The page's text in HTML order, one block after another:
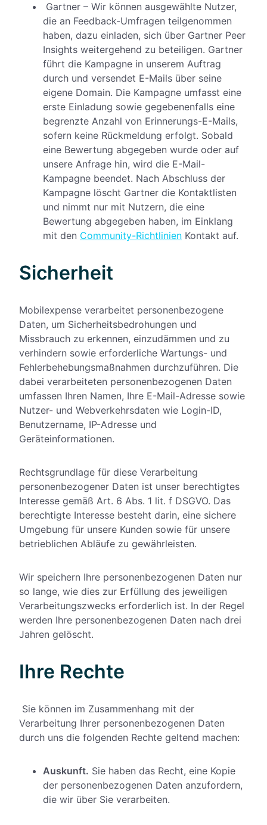
Gartner – Wir können ausgewählte Nutzer,
die an Feedback-Umfragen teilgenommen
haben, dazu einladen, sich über Gartner Peer
Insights weitergehend zu beteiligen. Gartner
führt die Kampagne in unserem Auftrag
durch und versendet E-Mails über seine
eigene Domain. Die Kampagne umfasst eine
erste Einladung sowie gegebenenfalls eine
begrenzte Anzahl von Erinnerungs-E-Mails,
sofern keine Rückmeldung erfolgt. Sobald
eine Bewertung abgegeben wurde oder auf
unsere Anfrage hin, wird die E-Mail-
Kampagne beendet. Nach Abschluss der
Kampagne löscht Gartner die Kontaktlisten
und nimmt nur mit Nutzern, die eine
Bewertung abgegeben haben, im Einklang
mit den Community-Richtlinien Kontakt auf.
Sicherheit
Mobilexpense verarbeitet personenbezogene
Daten, um Sicherheitsbedrohungen und
Missbrauch zu erkennen, einzudämmen und zu
verhindern sowie erforderliche Wartungs- und
Fehlerbehebungsmaßnahmen durchzuführen. Die
dabei verarbeiteten personenbezogenen Daten
umfassen Ihren Namen, Ihre E-Mail-Adresse sowie
Nutzer- und Webverkehrsdaten wie Login-ID,
Benutzername, IP-Adresse und
Geräteinformationen.
Rechtsgrundlage für diese Verarbeitung
personenbezogener Daten ist unser berechtigtes
Interesse gemäß Art. 6 Abs. 1 lit. f DSGVO. Das
berechtigte Interesse besteht darin, eine sichere
Umgebung für unsere Kunden sowie für unsere
betrieblichen Abläufe zu gewährleisten.
Wir speichern Ihre personenbezogenen Daten nur
so lange, wie dies zur Erfüllung des jeweiligen
Verarbeitungszwecks erforderlich ist. In der Regel
werden Ihre personenbezogenen Daten nach drei
Jahren gelöscht.
Ihre Rechte
Sie können im Zusammenhang mit der
Verarbeitung Ihrer personenbezogenen Daten
durch uns die folgenden Rechte geltend machen:
Auskunft. Sie haben das Recht, eine Kopie
der personenbezogenen Daten anzufordern,
die wir über Sie verarbeiten.